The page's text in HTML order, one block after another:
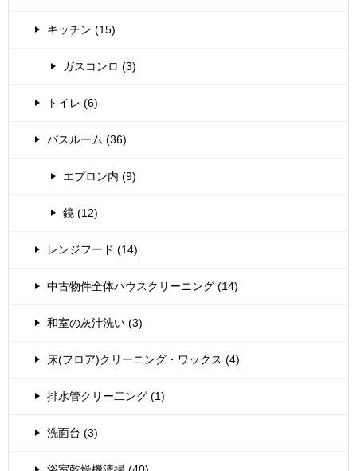
キッチン (15)
ガスコンロ (3)
トイレ (6)
バスルーム (36)
エプロン内 (9)
鏡 (12)
レンジフード (14)
中古物件全体ハウスクリーニング (14)
和室の灰汁洗い (3)
床(フロア)クリーニング・ワックス (4)
排水管クリー二ング (1)
洗面台 (3)